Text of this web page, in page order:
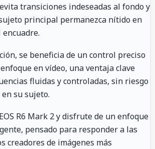
transiciones indeseadas al fondo y
principal permanezca nítido en
se beneficia de un control preciso
en vídeo, una ventaja clave
fluidas y controladas, sin riesgo
su sujeto.
R6 Mark 2 y disfrute de un enfoque
pensado para responder a las
creadores de imágenes más